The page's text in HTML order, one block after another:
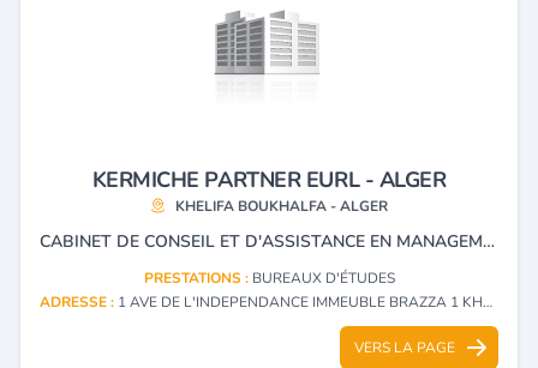
KERMICHE PARTNER EURL - ALGER
KHELIFA BOUKHALFA - ALGER
CABINET DE CONSEIL ET D'ASSISTANCE EN MANAGEMENT.
PRESTATIONS : BUREAUX D'ÉTUDES
ADRESSE : 1 AVE DE L'INDEPENDANCE IMMEUBLE BRAZZA 1 KHELIFA BOUKHALFA - ALGER
VERS LA PAGE